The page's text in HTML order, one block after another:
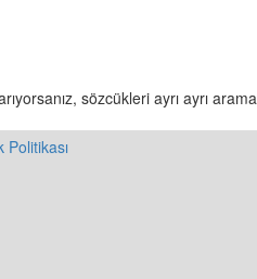
sözcükleri ayrı ayrı
Politikası